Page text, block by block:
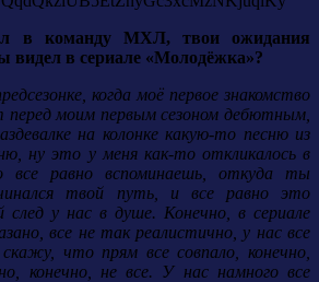
в команду МХЛ, твои ожидания
видел в сериале «Молодёжка»?
когда моё первое знакомство
перед моим первым сезоном дебютным,
на колонке какую-то песню из
ну это у меня как-то откликалось в
все равно вспоминаешь, откуда ты
твой путь, и все равно это
у нас в душе. Конечно, в сериале
все не так реалистично, у нас все
что прям все совпало, конечно,
конечно, не все. У нас намного все